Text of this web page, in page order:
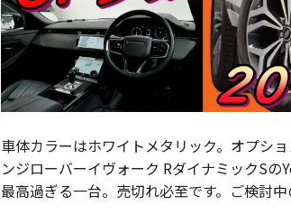
車体カラーはホワイトメタリック。オプシ
ンジローバーイヴォーク RダイナミックS
最高過ぎる一台。売切れ必至です。ご検討